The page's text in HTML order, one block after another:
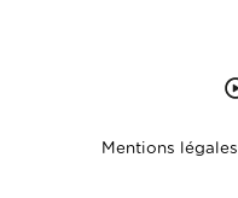
Mentions légales